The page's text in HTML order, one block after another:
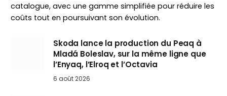
catalogue, avec une gamme simplifiée pour réduire les
coûts tout en poursuivant son évolution.
Skoda lance la production du Peaq à
Mladá Boleslav, sur la même ligne que
l’Enyaq, l’Elroq et l’Octavia
6 août 2026